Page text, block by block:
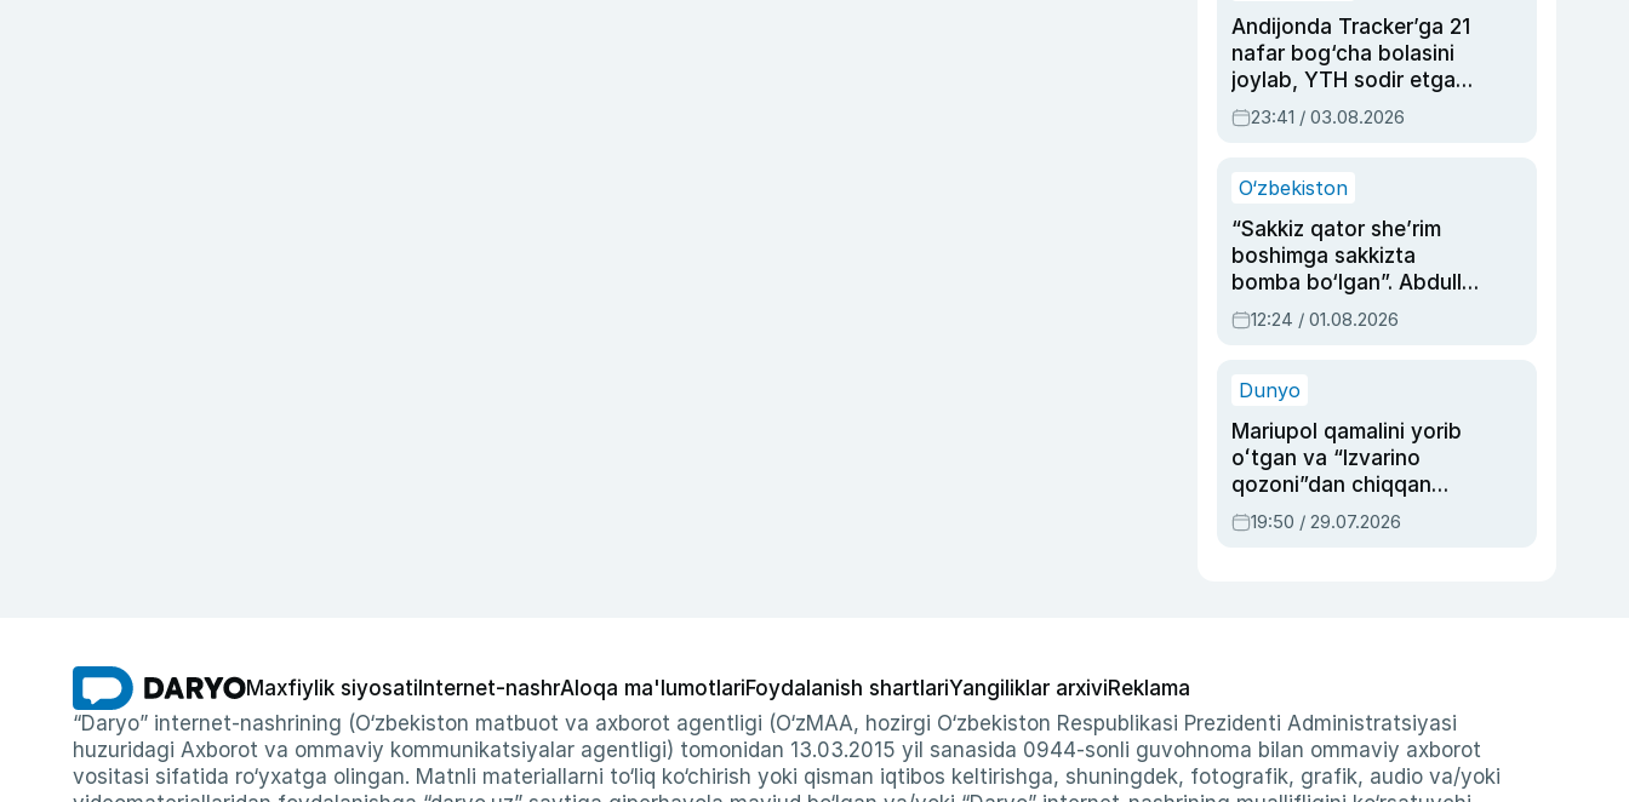
Andijonda Tracker’ga 21
nafar bog‘cha bolasini
joylab, YTH sodir etgan
ayolga sud hukmi o‘qildi
23:41 / 03.08.2026
O‘zbekiston
“Sakkiz qator she’rim
boshimga sakkizta
bomba bo‘lgan”. Abdulla
Oripovni siyosiy
ayblovlardan asrab
12:24 / 01.08.2026
Dunyo
Mariupol qamalini yorib
oʻtgan va “Izvarino
qozoni”dan chiqqan
qahramon — Ukraina
armiyasi bosh
19:50 / 29.07.2026
Maxfiylik siyosati Internet-nashrAloqa ma'lumotlariFoydalanish shartlariYangiliklar arxiviReklama
“Daryo” internet-nashrining (O‘zbekiston matbuot va axborot agentligi (O‘zMAA, hozirgi O‘zbekiston Respublikasi Prezidenti Administratsiyasi
huzuridagi Axborot va ommaviy kommunikatsiyalar agentligi) tomonidan 13.03.2015 yil sanasida 0944-sonli guvohnoma bilan ommaviy axborot
vositasi sifatida ro‘yxatga olingan. Matnli materiallarni to‘liq ko‘chirish yoki qisman iqtibos keltirishga, shuningdek, fotografik, grafik, audio va/yoki